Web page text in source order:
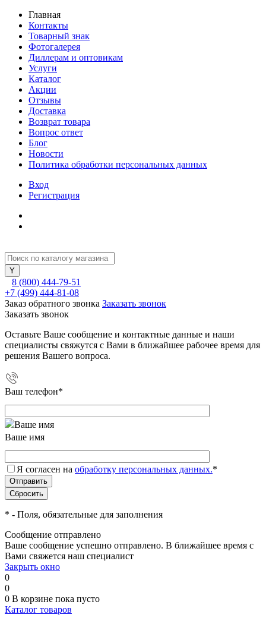
Главная
Контакты
Товарный знак
Фотогалерея
Диллерам и оптовикам
Услуги
Каталог
Акции
Отзывы
Доставка
Возврат товара
Вопрос ответ
Блог
Новости
Политика обработки персональных данных
Вход
Регистрация
8 (800) 444-79-51
+7 (499) 444-81-08
Заказ обратного звонка Заказать звонок
Заказать звонок
Оставьте Ваше сообщение и контактные данные и наши
специалисты свяжутся с Вами в ближайшее рабочее время для
решения Вашего вопроса.
Ваш телефон*
Ваше имя
Я согласен на обработку персональных данных.*
* - Поля, обязательные для заполнения
Сообщение отправлено
Ваше сообщение успешно отправлено. В ближайшее время с
Вами свяжется наш специалист
Закрыть окно
0
0
0 В корзине пока пусто
Каталог товаров